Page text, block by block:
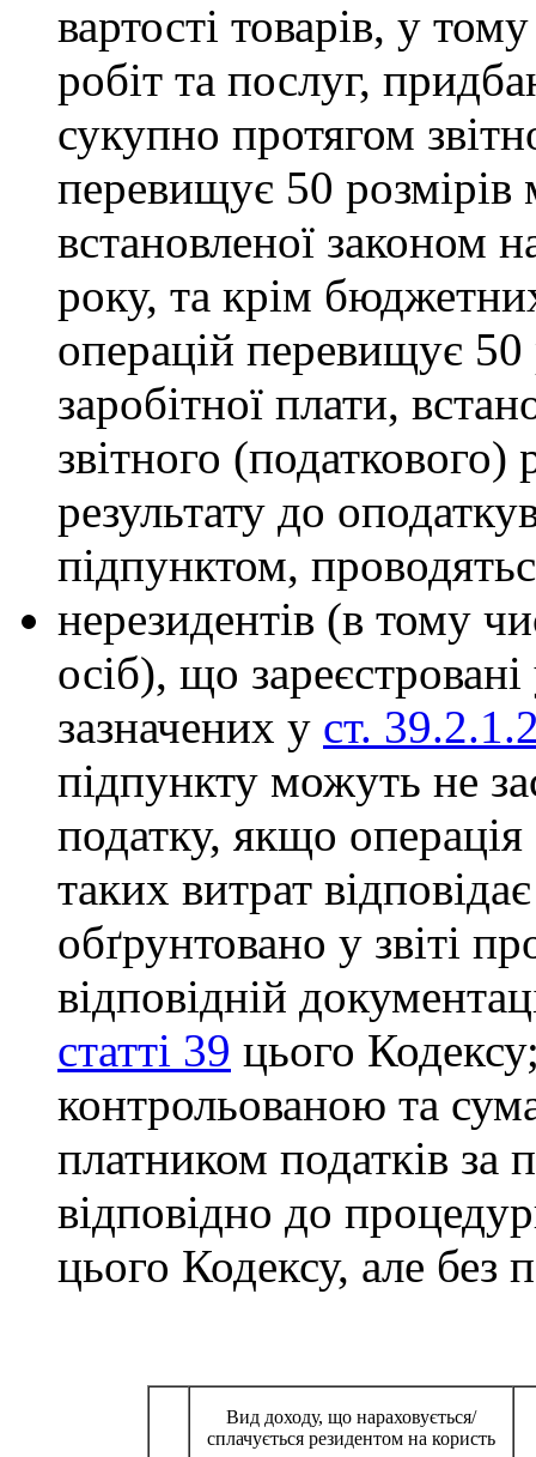
вартості товарів, у
робіт та послуг,
сукупно протягом
перевищує 50 розмірів
встановленої законом
року, та крім
операцій перевищує 50
заробітної плати,
звітного
результату до
підпунктом,
нерезидентів (в тому
осіб), що
зазначених у ст.
підпункту можуть не
податку, якщо
таких витрат
обґрунтовано у звіті
відповідній
статті 39 цього
контрольованою та
платником податків за
відповідно до
цього Кодексу, але без
Вид доходу, що нараховується/
сплачується резидентом на користь